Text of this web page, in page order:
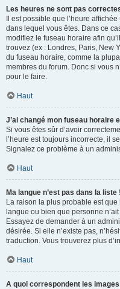
Les heures ne sont pas
Il est possible que l’heure
dans lequel vous êtes. Dans ce
modifiez le fuseau horaire afin
trouvez (ex : Londres, Paris, New
du fuseau horaire, comme la
membres du forum. Donc si vous
pour le faire.
Haut
J’ai changé mon fuseau horaire
Si vous êtes sûr d’avoir
l’heure est toujours incorrecte, il
Signalez ce problème à un
Haut
Ma langue n’est pas dans la liste !
La raison la plus probable est que
langue ou bien que personne
Essayez de demander à un
désirée. Si elle n’existe pas,
traduction. Vous trouverez plus
Haut
A quoi correspondent les